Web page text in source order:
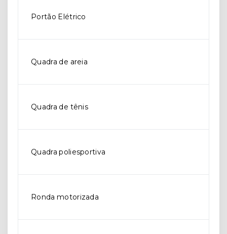
Portão Elétrico
Quadra de areia
Quadra de tênis
Quadra poliesportiva
Ronda motorizada